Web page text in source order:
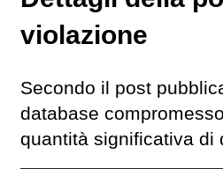
violazione
Secondo il post
database
quantità significativa di